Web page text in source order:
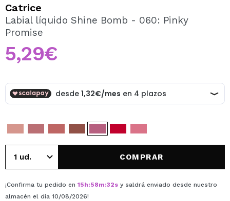
Al crear una cuenta en Maquillalia.com podrás realizar
tus compras rápidamente, revisar el estado de tus
Catrice
Labial líquido Shine Bomb - 060: Pinky
Promise
5,29€
COMPRAR
¡Confirma tu pedido en 15h:58m:32s y saldrá enviado desde nuestro
almacén el día 10/08/2026!